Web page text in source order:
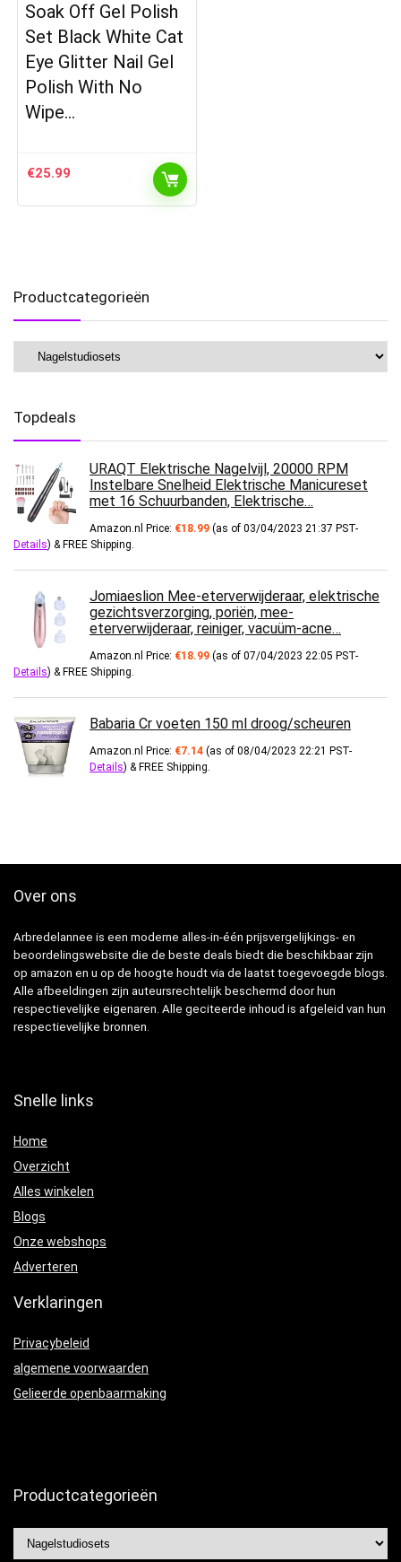
Soak Off Gel Polish
Set Black White Cat
Eye Glitter Nail Gel
Polish With No
Wipe…
€25.99
Productcategorieën
Topdeals
URAQT Elektrische Nagelvijl, 20000 RPM
Instelbare Snelheid Elektrische Manicureset
met 16 Schuurbanden, Elektrische…
Amazon.nl Price: €18.99 (as of 03/04/2023 21:37 PST-
Details) & FREE Shipping.
Jomiaeslion Mee-eterverwijderaar, elektrische
gezichtsverzorging, poriën, mee-
eterverwijderaar, reiniger, vacuüm-acne…
Amazon.nl Price: €18.99 (as of 07/04/2023 22:05 PST-
Details) & FREE Shipping.
Babaria Cr voeten 150 ml droog/scheuren
Amazon.nl Price: €7.14 (as of 08/04/2023 22:21 PST-
Details) & FREE Shipping.
Over ons
Arbredelannee is een moderne alles-in-één prijsvergelijkings- en
beoordelingswebsite die de beste deals biedt die beschikbaar zijn
op amazon en u op de hoogte houdt via de laatst toegevoegde blogs.
Alle afbeeldingen zijn auteursrechtelijk beschermd door hun
respectievelijke eigenaren. Alle geciteerde inhoud is afgeleid van hun
respectievelijke bronnen.
Snelle links
Home
Overzicht
Alles winkelen
Blogs
Onze webshops
Adverteren
Verklaringen
Privacybeleid
algemene voorwaarden
Gelieerde openbaarmaking
Productcategorieën